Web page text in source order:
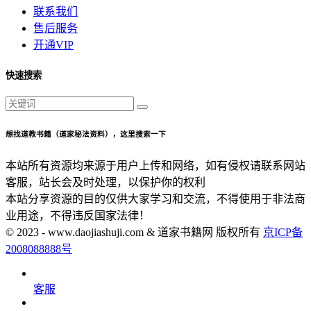
联系我们
售后服务
开通VIP
快速搜索
想找道教书籍（道家秘法资料），这里搜索一下
本站所有资源均来源于用户上传和网络，如有侵权请联系网站
客服，站长会及时处理，以保护你的权利
本站分享资源的目的仅供大家学习和交流，不得使用于非法商
业用途，不得违反国家法律！
© 2023 - www.daojiashuji.com & 道家书籍网 版权所有 京ICP备
2008088888号
客服